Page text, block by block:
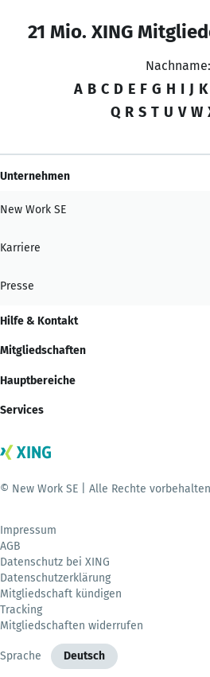
21 Mio. XING
Nachname:
A B C D E F G H I J K
Q R S T U V W
Unternehmen
New Work SE
Karriere
Presse
Hilfe & Kontakt
Mitgliedschaften
Hauptbereiche
Services
© New Work SE | Alle Rechte vorbehalten
Impressum
AGB
Datenschutz bei XING
Datenschutzerklärung
Mitgliedschaft kündigen
Tracking
Mitgliedschaften widerrufen
Sprache Deutsch